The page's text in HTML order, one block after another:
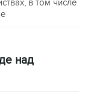
в том числе
над